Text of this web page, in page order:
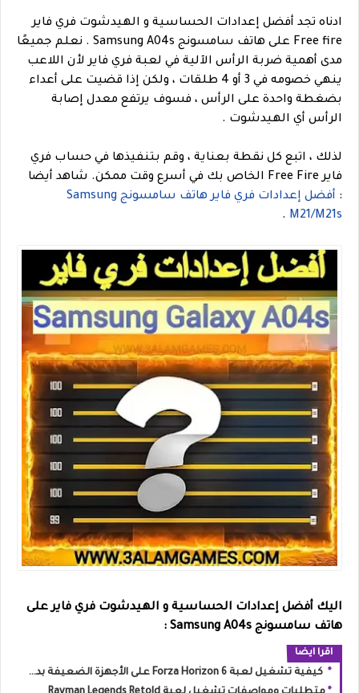
ادناه تجد أفضل إعدادات الحساسية و الهيدشوت فري فاير
Free fire على هاتف سامسونج Samsung A04s . نعلم جميعًا
مدى أهمية ضربة الرأس الآلية في لعبة فري فاير لأن اللاعب
ينهي خصومه في 3 أو 4 طلقات ، ولكن إذا قضيت على أعداء
بضغطة واحدة على الرأس ، فسوف يرتفع معدل إصابة
الرأس أي الهيدشوت .
لذلك ، اتبع كل نقطة بعناية ، وقم بتنفيذها في حساب فري
فاير Free Fire الخاص بك في أسرع وقت ممكن.
شاهد أيضا
:
أفضل إعدادات فري فاير هاتف سامسونج Samsung
M21/M21s
.
اليك أفضل إعدادات الحساسية و الهيدشوت فري فاير على
هاتف سامسونج Samsung A04s :
اقرا ايضا
كيفية تشغيل لعبة Forza Horizon 6 على الأجهزة الضعيفة بدون تقطيع